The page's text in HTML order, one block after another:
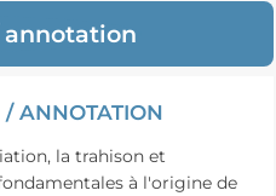
annotation
/ ANNOTATION
la trahison et
à l'origine de